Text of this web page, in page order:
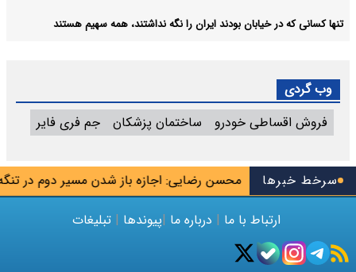
سرخط خبرها محسن رضایی: اجازه باز شدن مسیر دوم در تنگه جاسوس تیم
تنها کسانی که در خیابان بودند ایران را نگه نداشتند، همه سهیم هستند
وب گردی
فروش اقساطی خودرو
ساختمان پزشکان جم فری فایر
ارتباط با ما | درباره ما |پیوندها | تبلیغات